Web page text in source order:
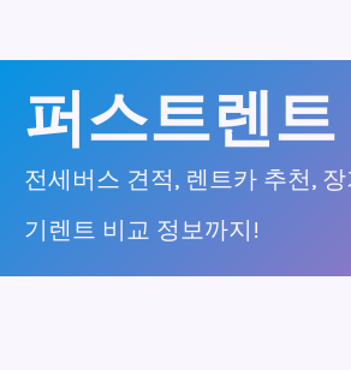
너
퍼스트렌트
전세버스 견적, 렌트카 추천, 장
기렌트 비교 정보까지!